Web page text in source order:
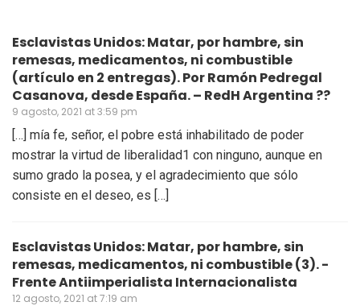
Esclavistas Unidos: Matar, por hambre, sin
remesas, medicamentos, ni combustible
(artículo en 2 entregas). Por Ramón Pedregal
Casanova, desde España. – RedH Argentina ??
9 agosto, 2021 at 3:59 pm
[…] mía fe, señor, el pobre está inhabilitado de poder
mostrar la virtud de liberalidad1 con ninguno, aunque en
sumo grado la posea, y el agradecimiento que sólo
consiste en el deseo, es […]
Esclavistas Unidos: Matar, por hambre, sin
remesas, medicamentos, ni combustible (3). -
Frente Antiimperialista Internacionalista
12 agosto, 2021 at 7:19 am